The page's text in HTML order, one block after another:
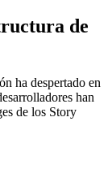
de
ha despertado en
han
de los Story